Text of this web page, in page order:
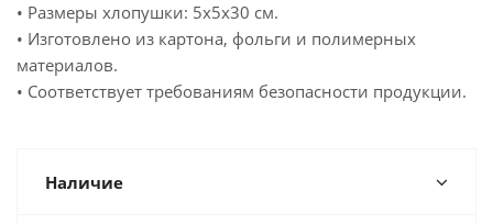
• Размеры хлопушки: 5х5х30 см.
• Изготовлено из картона, фольги и полимерных
материалов.
• Соответствует требованиям безопасности продукции.
Наличие